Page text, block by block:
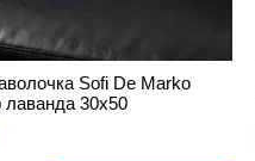
Sofi De Marko
30х50